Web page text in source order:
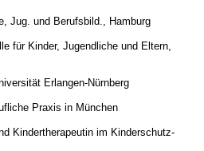
Jug. und Berufsbild., Hamburg
für Kinder, Jugendliche und Eltern,
Erlangen-Nürnberg
Praxis in München
Kindertherapeutin im Kinderschutz-